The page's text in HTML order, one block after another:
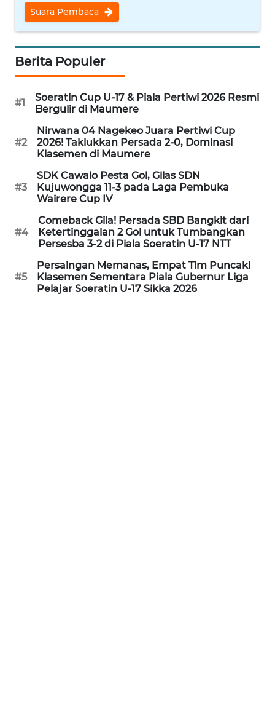
Suara Pembaca
Berita Populer
#1
Soeratin Cup U-17 & Piala Pertiwi 2026 Resmi
Bergulir di Maumere
#2
Nirwana 04 Nagekeo Juara Pertiwi Cup
2026! Taklukkan Persada 2-0, Dominasi
Klasemen di Maumere
#3
SDK Cawalo Pesta Gol, Gilas SDN
Kujuwongga 11-3 pada Laga Pembuka
Wairere Cup IV
#4
Comeback Gila! Persada SBD Bangkit dari
Ketertinggalan 2 Gol untuk Tumbangkan
Persesba 3-2 di Piala Soeratin U-17 NTT
#5
Persaingan Memanas, Empat Tim Puncaki
Klasemen Sementara Piala Gubernur Liga
Pelajar Soeratin U-17 Sikka 2026
WN DELI
SERDANG
WN
TEBING
TINGGI
WN
PAKPAK
WN
KARAWANG
WN
BEKASI
WN
BOGOR